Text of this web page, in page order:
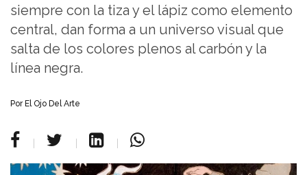
siempre con la tiza y el lápiz como elemento
central, dan forma a un universo visual que
salta de los colores plenos al carbón y la
línea negra.
Por El Ojo Del Arte